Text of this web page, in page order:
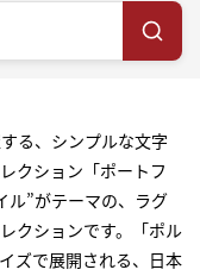
る、シンプルな文字
クション「ポートフ
ル”がテーマの、ラグ
クションです。「ポル
ズで展開される、日本